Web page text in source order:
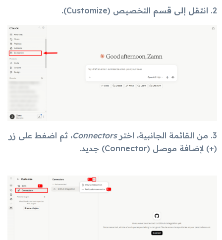
2. انتقل إلى قسم التخصيص (Customize) .
3. من القائمة الجانبية، اخترConnectors، ثم اضغط على زر
(+) لإضافة موصل (Connector) جديد.